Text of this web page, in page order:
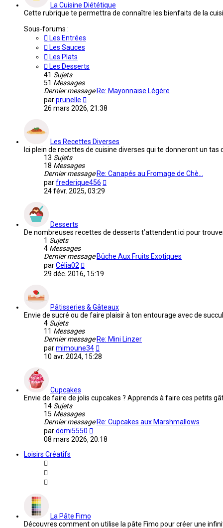
La Cuisine Diététique
Cette rubrique te permettra de connaître les bienfaits de la
Sous-forums :
Les Entrées
Les Sauces
Les Plats
Les Desserts
41 Sujets
51 Messages
Dernier messageRe: Mayonnaise Légère
parprunelle
le
dernier
26 mars 2026, 21:38
Les Recettes Diverses
Ici plein de recettes de cuisine diverses qui te donneront un tas
13 Sujets
18 Messages
Dernier messageRe: Canapés au Fromage de Chè…
parfrederique456
le
24 févr. 2025, 03:29
Desserts
De nombreuses recettes de desserts t’attendent ici pour
1 Sujets
4 Messages
Dernier messageBûche Aux Fruits Exotiques
parCélia02
le
dernier
29 déc. 2016, 15:19
Pâtisseries & Gâteaux
Envie de sucré ou de faire plaisir à ton entourage avec de
4 Sujets
11 Messages
Dernier messageRe: Mini Linzer
parmimoune34
le
10 avr. 2024, 15:28
Cupcakes
Envie de faire de jolis cupcakes ? Apprends à faire ces petits
14 Sujets
15 Messages
Dernier messageRe: Cupcakes aux Marshmallows
pardomi5550
le
08 mars 2026, 20:18
Loisirs Créatifs
La Pâte Fimo
Découvres comment on utilise la pâte Fimo pour créer une